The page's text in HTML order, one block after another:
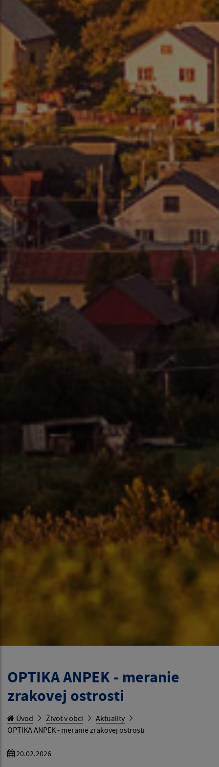
OPTIKA ANPEK - meranie
zrakovej ostrosti
Úvod Život v obci
Aktuality
OPTIKA ANPEK - meranie zrakovej ostrosti
20.02.2026